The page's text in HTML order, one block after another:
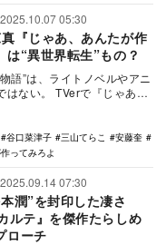
2025.10.07 05:30
『じゃあ、あんたが作
は“異世界転生”もの？
語”は、ライトノベルやアニ
はない。 TVerで『じゃあ、
谷口菜津子 三山てらこ
安藤奎
ってみろよ
2025.09.14 07:30
潤”を封印した凄さ
ルテ』を傑作たらしめ
ローチ